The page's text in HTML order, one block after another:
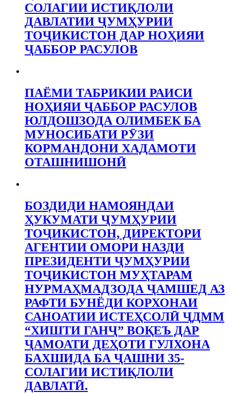
СОЛАГИИ ИСТИҚЛОЛИ
ДАВЛАТИИ ҶУМҲУРИИ
ТОҶИКИСТОН ДАР НОҲИЯИ
ҶАББОР РАСУЛОВ
ПАЁМИ ТАБРИКИИ РАИСИ
НОҲИЯИ ҶАББОР РАСУЛОВ
ЮЛДОШЗОДА ОЛИМБЕК БА
МУНОСИБАТИ РӮЗИ
КОРМАНДОНИ ХАДАМОТИ
ОТАШНИШОНӢ
БОЗДИДИ НАМОЯНДАИ
ҲУКУМАТИ ҶУМҲУРИИ
ТОҶИКИСТОН, ДИРЕКТОРИ
АГЕНТИИ ОМОРИ НАЗДИ
ПРЕЗИДЕНТИ ҶУМҲУРИИ
ТОҶИКИСТОН МУҲТАРАМ
НУРМАҲМАДЗОДА ҶАМШЕД АЗ
РАФТИ БУНЁДИ КОРХОНАИ
САНОАТИИ ИСТЕҲСОЛӢ ҶДММ
“ХИШТИ ГАНҶ” ВОҚЕЪ ДАР
ҶАМОАТИ ДЕҲОТИ ГУЛХОНА
БАХШИДА БА ҶАШНИ 35-
СОЛАГИИ ИСТИҚЛОЛИ
ДАВЛАТӢ.